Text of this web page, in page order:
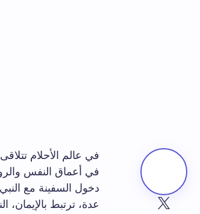
في عالم الأحلام
في أعماق النفس
دخول السفينة مع
عدة، ترتبط بالإيمان،